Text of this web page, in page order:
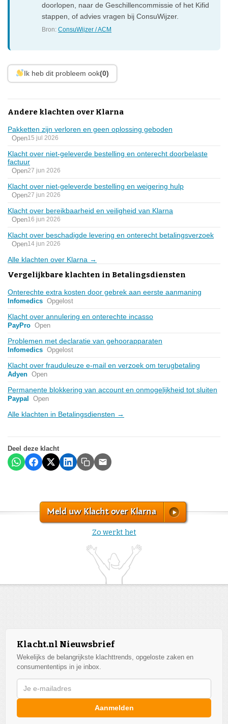
doorlopen, naar de Geschillencommissie of het Kifid
stappen, of advies vragen bij ConsuWijzer.
Bron:ConsuWijzer / ACM
Ik heb dit probleem ook(0)
Andere klachten over Klarna
Pakketten zijn verloren en geen oplossing geboden
Open15 jul 2026
Klacht over niet-geleverde bestelling en onterecht doorbelaste
factuur
Open27 jun 2026
Klacht over niet-geleverde bestelling en weigering hulp
Open27 jun 2026
Klacht over bereikbaarheid en veiligheid van Klarna
Open16 jun 2026
Klacht over beschadigde levering en onterecht betalingsverzoek
Open14 jun 2026
Alle klachten over Klarna →
Vergelijkbare klachten in Betalingsdiensten
Onterechte extra kosten door gebrek aan eerste aanmaning
Infomedics Opgelost
Klacht over annulering en onterechte incasso
PayPro Open
Problemen met declaratie van gehoorapparaten
Infomedics Opgelost
Klacht over frauduleuze e-mail en verzoek om terugbetaling
Adyen Open
Permanente blokkering van account en onmogelijkheid tot sluiten
Paypal Open
Alle klachten in Betalingsdiensten →
Deel deze klacht
Meld uw Klacht over Klarna
Zo werkt het
Klacht.nl Nieuwsbrief
Wekelijks de belangrijkste klachttrends, opgeloste zaken en
consumententips in je inbox.
Aanmelden